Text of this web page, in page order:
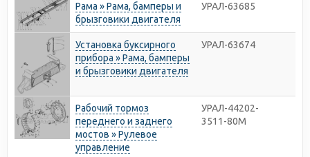
Рама » Рама, бамперы и
брызговики двигателя
УРАЛ-63685
Установка буксирного
прибора » Рама, бамперы
и брызговики двигателя
УРАЛ-63674
Рабочий тормоз
переднего и заднего
мостов » Рулевое
управление
УРАЛ-44202-
3511-80М